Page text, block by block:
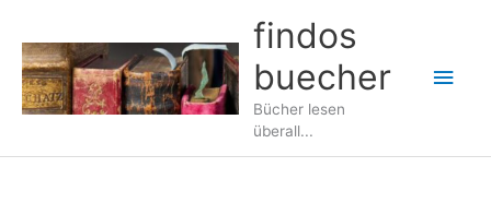
Inhalt
springen
findos
buecher
Bücher lesen
überall...